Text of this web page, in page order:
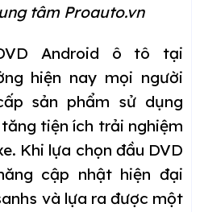
tâm Proauto.vn
Android ô tô tại
hiện nay mọi người
sản phẩm sử dụng
tiện ích trải nghiệm
Khi lựa chọn đầu DVD
cập nhật hiện đại
và lựa ra được một